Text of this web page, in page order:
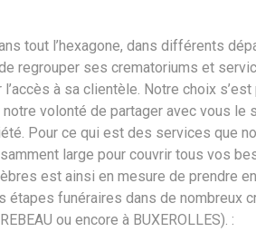
tout l’hexagone, dans différents
regrouper ses crematoriums et
à sa clientèle. Notre choix
volonté de partager avec vous le
Pour ce qui est des services que
large pour couvrir tous vos
est ainsi en mesure de prendre
étapes funéraires dans de nombreux
ou encore à BUXEROLLES). :